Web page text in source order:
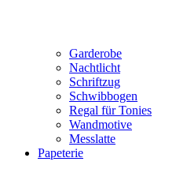
Garderobe
Nachtlicht
Schriftzug
Schwibbogen
Regal für Tonies
Wandmotive
Messlatte
Papeterie